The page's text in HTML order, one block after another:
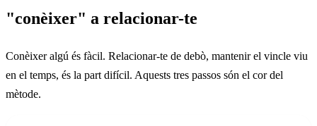
"conèixer" a relacionar-te
Conèixer algú és fàcil. Relacionar-te de debò, mantenir el vincle viu
en el temps, és la part difícil. Aquests tres passos són el cor del
mètode.